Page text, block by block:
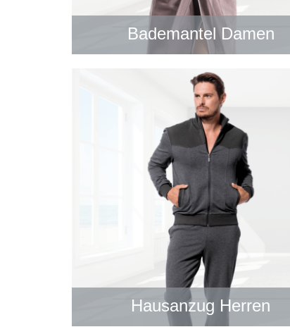
Bademantel Damen
Hausanzug Herren